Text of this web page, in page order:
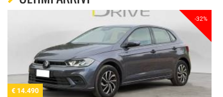
-32%
€ 14.490